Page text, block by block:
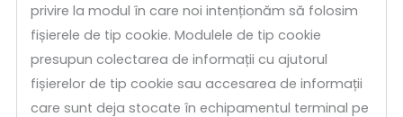
privire la modul în care noi intenționăm să folosim
fișierele de tip cookie. Modulele de tip cookie
presupun colectarea de informații cu ajutorul
fișierelor de tip cookie sau accesarea de informații
care sunt deja stocate în echipamentul terminal pe